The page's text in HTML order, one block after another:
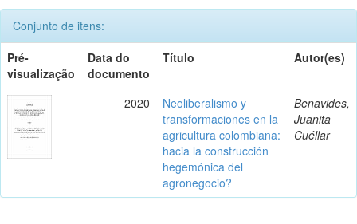
Conjunto de itens:
Pré-
visualização
Data do
documento
Título Autor(es)
2020
Neoliberalismo y
transformaciones en la
agricultura colombiana:
hacia la construcción
hegemónica del
agronegocio?
Benavides,
Juanita
Cuéllar